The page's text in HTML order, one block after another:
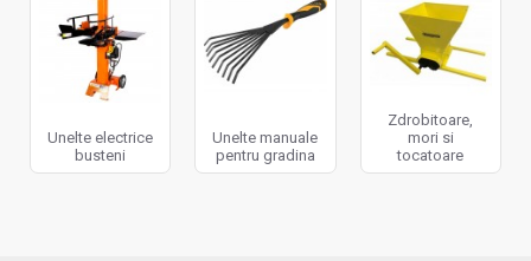
Unelte electrice
busteni
Unelte manuale
pentru gradina
Zdrobitoare,
mori si
tocatoare